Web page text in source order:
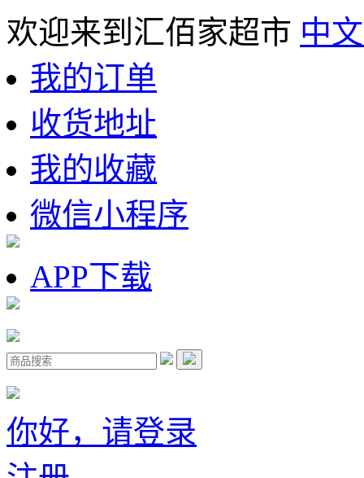
欢迎来到汇佰家超市 中
我的订单
收货地址
我的收藏
微信小程序
APP下载
你好，请登录